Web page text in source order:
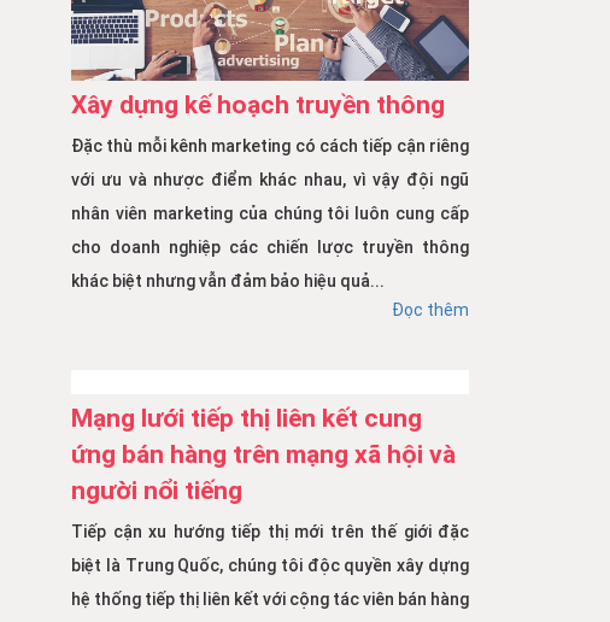
Xây dựng kế hoạch truyền thông
Đặc thù mỗi kênh marketing có cách tiếp cận riêng
với ưu và nhược điểm khác nhau, vì vậy đội ngũ
nhân viên marketing của chúng tôi luôn cung cấp
cho doanh nghiệp các chiến lược truyền thông
khác biệt nhưng vẫn đảm bảo hiệu quả...
Đọc thêm
Mạng lưới tiếp thị liên kết cung
ứng bán hàng trên mạng xã hội và
người nổi tiếng
Tiếp cận xu hướng tiếp thị mới trên thế giới đặc
biệt là Trung Quốc, chúng tôi độc quyền xây dựng
hệ thống tiếp thị liên kết với cộng tác viên bán hàng